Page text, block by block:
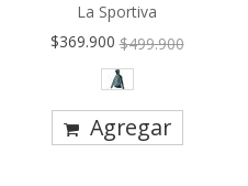
La Sportiva
$369.900 $499.900
Agregar